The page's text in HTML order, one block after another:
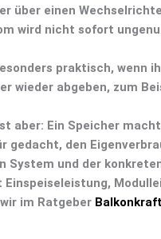
über einen
wird nicht sofort
praktisch, wenn
wieder abgeben, zum
aber: Ein Speicher
gedacht, den
System und der
Einspeiseleistung,
im Ratgeber